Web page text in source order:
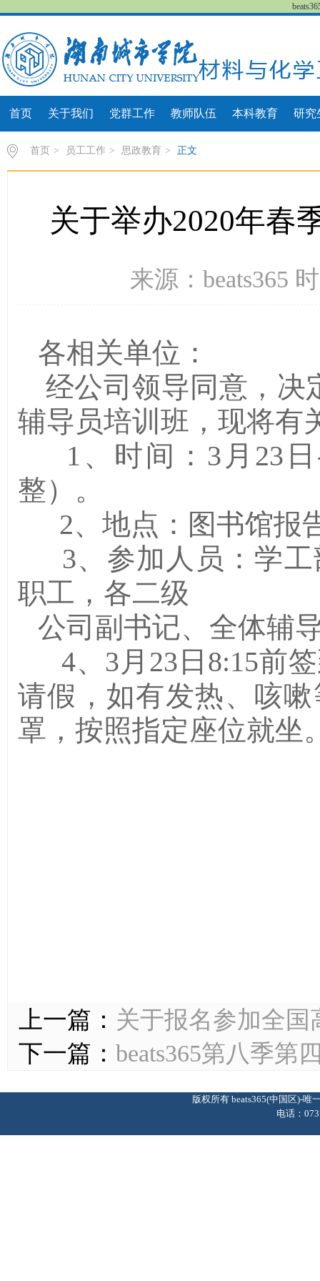
首页 关于我们 党群工作 教师队伍 本科教育 研究
首页 > 员工工作 > 思政教育 > 正文
关于举办2020年春
来源：beats365
各相关单位：
经公司领导同意，决
辅导员培训班，现将有
1、时间：3月23
整）。
2、地点：图书馆报
3、参加人员：学
职工，各二级
公司副书记、全体辅
4、3月23日8:15前
请假，如有发热、咳
罩，按照指定座位就坐
上一篇： 关于报名参加全
下一篇： beats365第八季第
版权所有 beats365(中国区)-
电话：